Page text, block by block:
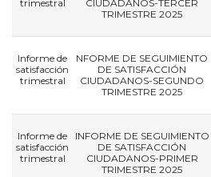
trimestral
CIUDADANOS-TERCER
TRIMESTRE 2025
Informe de
satisfacción
trimestral
NFORME DE SEGUIMIENTO
DE SATISFACCIÓN
CIUDADANOS-SEGUNDO
TRIMESTRE 2025
Informe de
satisfacción
trimestral
INFORME DE SEGUIMIENTO
DE SATISFACCIÓN
CIUDADANOS-PRIMER
TRIMESTRE 2025